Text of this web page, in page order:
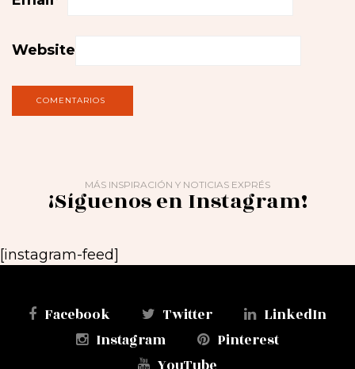
Website
MÁS INSPIRACIÓN Y NOTICIAS EXPRÉS
¡Síguenos en Instagram!
[instagram-feed]
Facebook Twitter
LinkedIn
Instagram
Pinterest